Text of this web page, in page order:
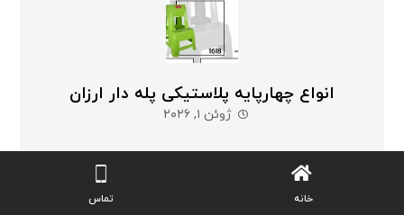
انواع چهارپایه پلاستیکی پله دار ارزان
ژوئن ۱, ۲۰۲۶
خانه تماس